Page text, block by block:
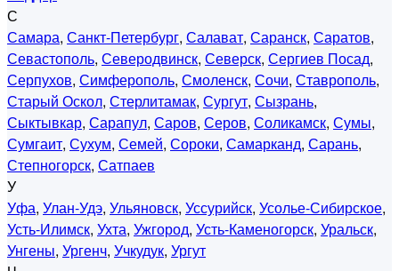
С
Самара, Санкт-Петербург, Салават, Саранск, Саратов,
Севастополь, Северодвинск, Северск, Сергиев Посад,
Серпухов, Симферополь, Смоленск, Сочи, Ставрополь,
Старый Оскол, Стерлитамак, Сургут, Сызрань,
Сыктывкар, Сарапул, Саров, Серов, Соликамск, Сумы,
Сумгаит, Сухум, Семей, Сороки, Самарканд, Сарань,
Степногорск, Сатпаев
У
Уфа, Улан-Удэ, Ульяновск, Уссурийск, Усолье-Сибирское,
Усть-Илимск, Ухта, Ужгород, Усть-Каменогорск, Уральск,
Унгены, Ургенч, Учкудук, Ургут